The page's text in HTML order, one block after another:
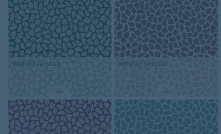
990702Terrazzo 990707Terrazzo